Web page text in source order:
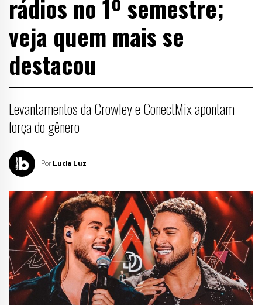
rádios no 1º semestre;
veja quem mais se
destacou
Levantamentos da Crowley e ConectMix apontam
força do gênero
Por Lucia Luz